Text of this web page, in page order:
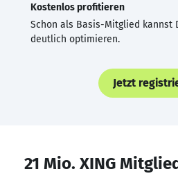
Kostenlos profitieren
Schon als Basis-Mitglied kannst
deutlich optimieren.
Jetzt
21 Mio. XING